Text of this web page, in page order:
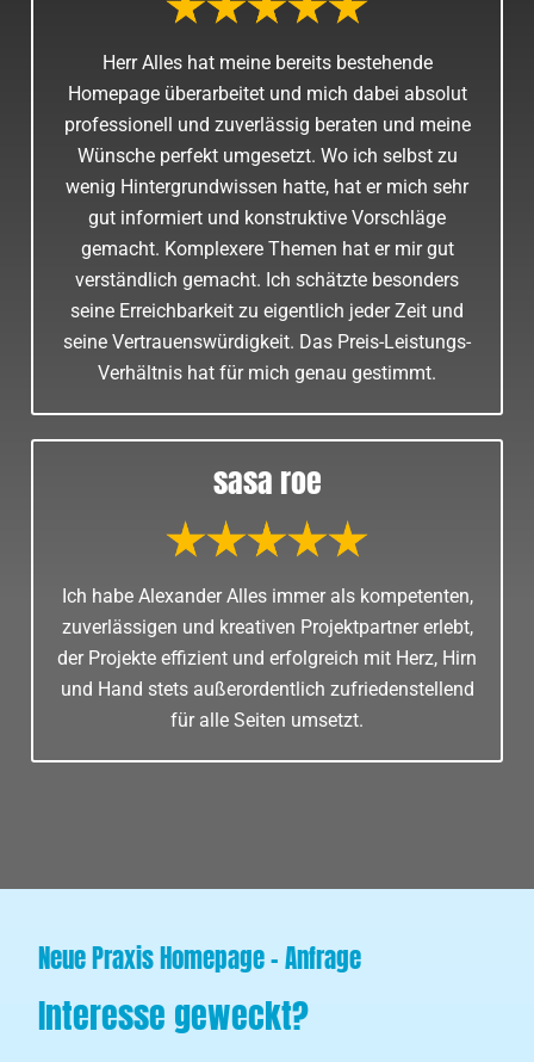
Herr Alles hat meine bereits bestehende
Homepage überarbeitet und mich dabei absolut
professionell und zuverlässig beraten und meine
Wünsche perfekt umgesetzt. Wo ich selbst zu
wenig Hintergrundwissen hatte, hat er mich sehr
gut informiert und konstruktive Vorschläge
gemacht. Komplexere Themen hat er mir gut
verständlich gemacht. Ich schätzte besonders
seine Erreichbarkeit zu eigentlich jeder Zeit und
seine Vertrauenswürdigkeit. Das Preis-Leistungs-
Verhältnis hat für mich genau gestimmt.
sasa roe
Ich habe Alexander Alles immer als kompetenten,
zuverlässigen und kreativen Projektpartner erlebt,
der Projekte effizient und erfolgreich mit Herz, Hirn
und Hand stets außerordentlich zufriedenstellend
für alle Seiten umsetzt.
Neue Praxis Homepage - Anfrage
Interesse geweckt?